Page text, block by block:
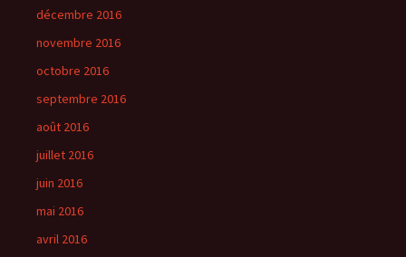
décembre 2016
novembre 2016
octobre 2016
septembre 2016
août 2016
juillet 2016
juin 2016
mai 2016
avril 2016